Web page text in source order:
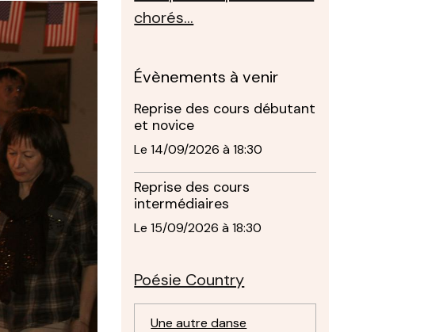
chorés...
Évènements à venir
Reprise des cours débutant
et novice
Le 14/09/2026 à 18:30
Reprise des cours
intermédiaires
Le 15/09/2026 à 18:30
Poésie Country
Une autre danse